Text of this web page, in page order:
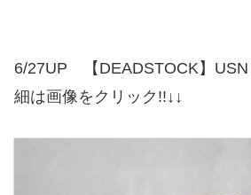
6/27UP 【DEADSTOCK】
細は画像をクリック!!↓↓